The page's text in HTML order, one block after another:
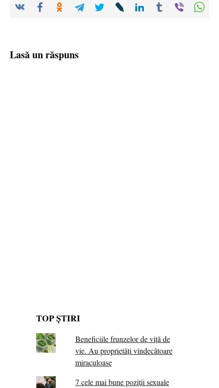
Lasă un răspuns
TOP ȘTIRI
Beneficiile frunzelor de viță de
vie. Au proprietăţi vindecătoare
miraculoase
7 cele mai bune poziții sexuale